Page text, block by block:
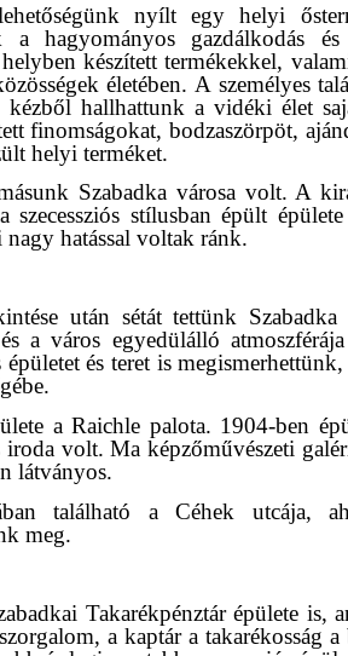
nyílt egy helyi
a hagyományos gazdálkodás és
készített termékekkel,
életében. A személyes
kézből hallhattunk a vidéki élet
finomságokat, bodzaszörpöt,
helyi terméket.
Szabadka városa volt. A
szecessziós stílusban épült
nagy hatással voltak ránk.
után sétát tettünk
a város egyedülálló
épületet és teret is
a Raichle palota. 1904-ben
iroda volt. Ma képzőművészeti
látványos.
található a Céhek utcája,
meg.
Takarékpénztár épülete is,
a kaptár a takarékosság